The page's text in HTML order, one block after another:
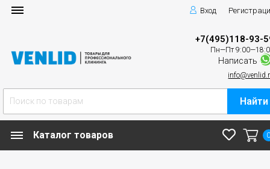
Вход
+7(495)118-93-
Пн—Пт
Написать
Найти
Каталог товаров